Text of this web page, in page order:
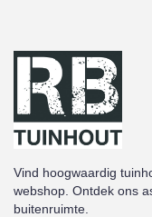
Vind hoogwaardig
webshop. Ontdek ons
buitenruimte.